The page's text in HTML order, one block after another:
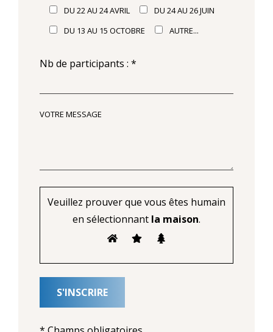
DU 22 AU 24 AVRIL
DU 24 AU 26 JUIN
DU 13 AU 15 OCTOBRE
AUTRE...
Nb de participants : *
VOTRE MESSAGE
Veuillez prouver que vous êtes humain
en sélectionnant la maison.